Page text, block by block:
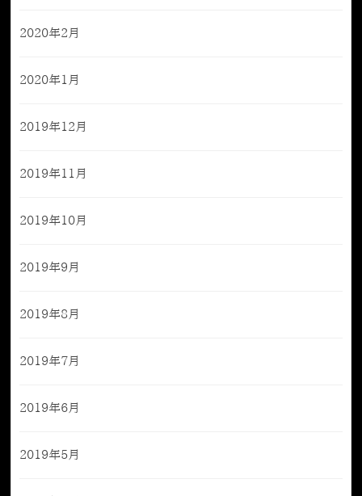
2020年2月
2020年1月
2019年12月
2019年11月
2019年10月
2019年9月
2019年8月
2019年7月
2019年6月
2019年5月